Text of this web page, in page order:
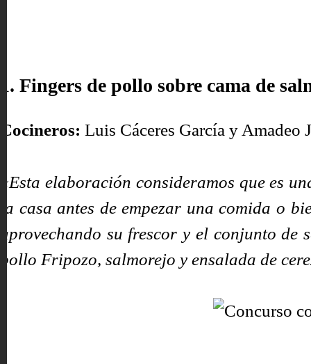
1. Fingers de pollo sobre cama de
Cocineros: Luis Cáceres García y Amadeo
«Esta elaboración consideramos que es
la casa antes de empezar una comida o
aprovechando su frescor y el conjunto de
pollo Fripozo, salmorejo y ensalada de